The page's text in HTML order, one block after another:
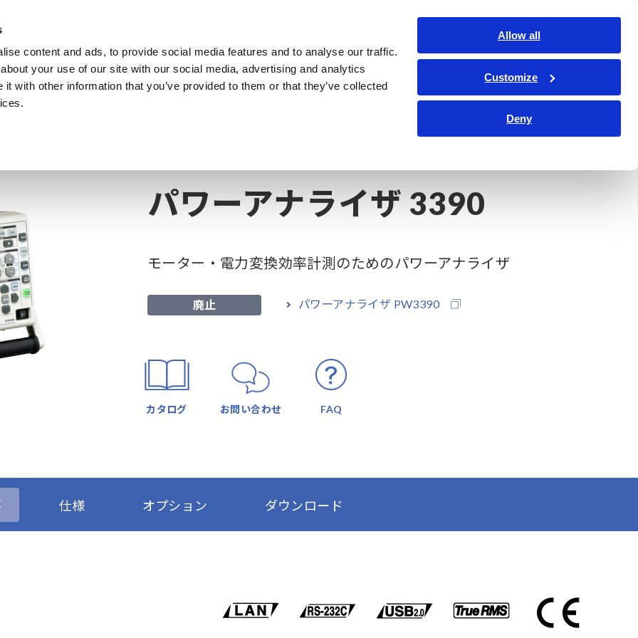
content and ads, to provide social media features and to analyse our traffic.
your use of our site with our social media, advertising and analytics
with other information that you’ve provided to them or that they’ve collected
Allow all
Customize
Deny
製品 業種・ソリューション 計測知識 サービス・サポート コーポレート・IR
お問い合わせ
パワーアナライザ 3390
モーター・電力変換効率計測のためのパワーアナライザ
廃止 パワーアナライザ PW3390
カタログ お問い合わせ FAQ
仕様 オプション ダウンロード